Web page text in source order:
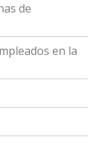
de
en la